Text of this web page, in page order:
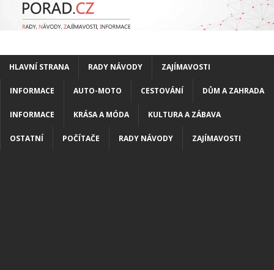
HLAVNÍ STRANA RADY NÁVODY ZAJÍMAVOSTI
INFORMACE AUTO-MOTO CESTOVÁNÍ DŮM A ZAHRADA
INFORMACE KRÁSA A MÓDA KULTURA A ZÁBAVA
OSTATNÍ POČÍTAČE RADY NÁVODY ZAJÍMAVOSTI